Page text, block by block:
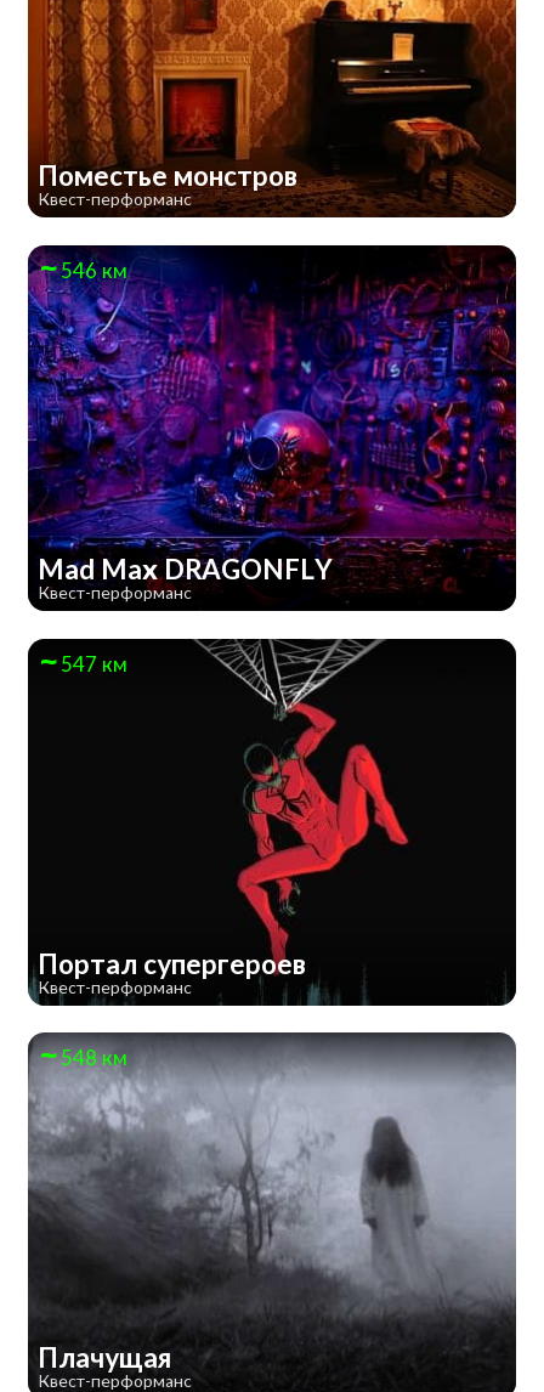
Поместье монстров
Квест-перформанс
546 км
Mad Max DRAGONFLY
Квест-перформанс
547 км
Портал супергероев
Квест-перформанс
548 км
Плачущая
Квест-перформанс